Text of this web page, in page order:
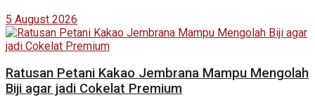
5 August 2026
Ratusan Petani Kakao Jembrana Mampu Mengolah
Biji agar jadi Cokelat Premium